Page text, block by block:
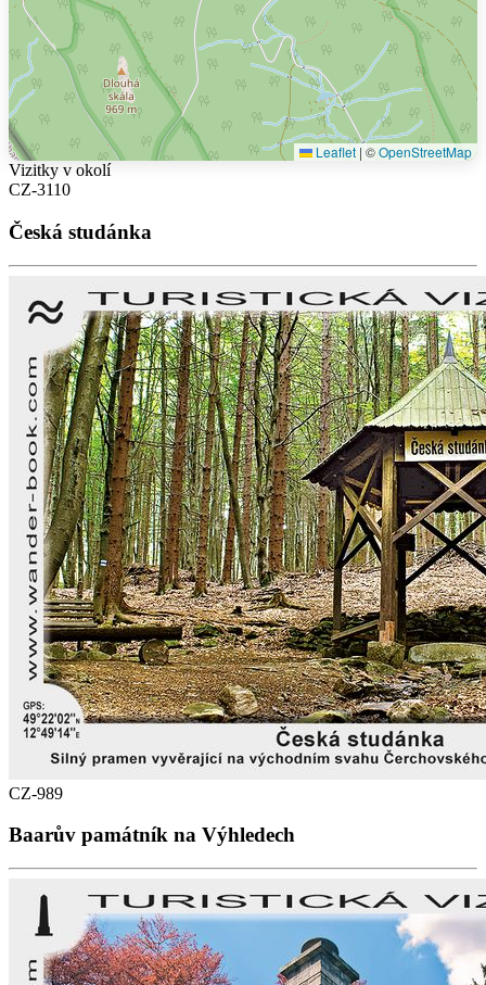
Leaflet | ©OpenStreetMap
Vizitky v okolí
CZ-3110
Česká studánka
CZ-989
Baarův památník na Výhledech